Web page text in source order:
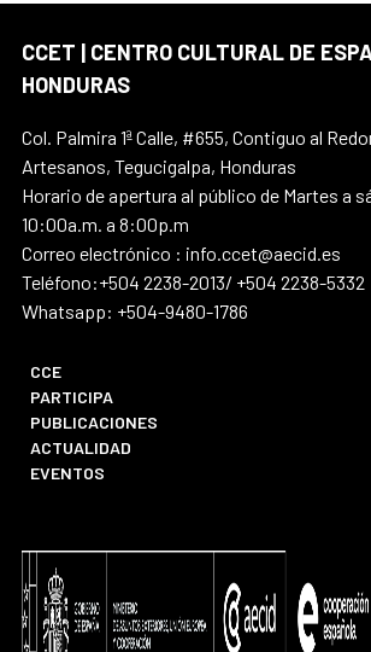
CCET | CENTRO CULTURAL DE
HONDURAS
Col. Palmira 1ª Calle, #655, Contiguo al
Artesanos, Tegucigalpa, Honduras
Horario de apertura al público de Martes a
10:00a.m. a 8:00p.m
Correo electrónico : info.ccet@aecid.es
Teléfono:+504 2238-2013/ +504 2238-5332
Whatsapp: +504-9480-1786
CCE
PARTICIPA
PUBLICACIONES
ACTUALIDAD
EVENTOS